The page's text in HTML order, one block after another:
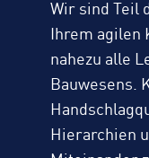
Wir sind Teil
Ihrem
nahezu alle
Bauwesens.
Hierarchien